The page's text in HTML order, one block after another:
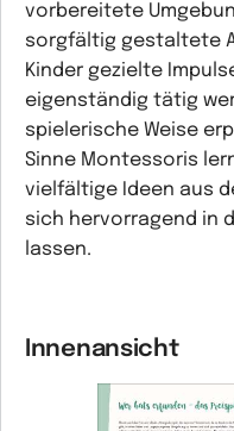
vorbereitete
sorgfältig gestaltete
Kinder gezielte
eigenständig tätig
spieleri­sche Weise
Sinne Montessoris
vielfältige Ideen aus
sich hervorragend in
lassen.
Innenansicht